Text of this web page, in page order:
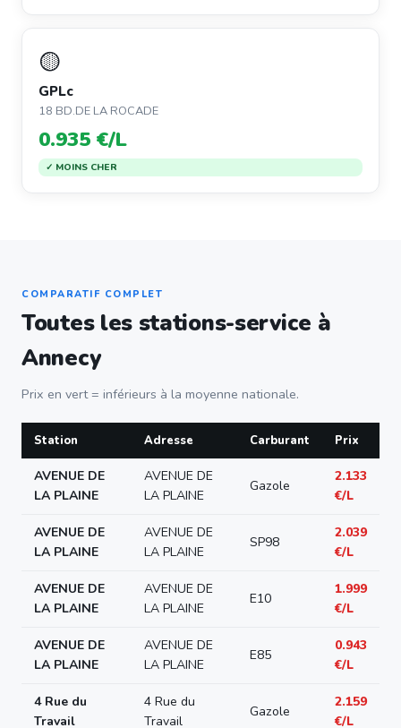
🟡
GPLc
18 BD.DE LA ROCADE
0.935 €/L
✓ MOINS CHER
COMPARATIF COMPLET
Toutes les stations-service à
Annecy
Prix en vert = inférieurs à la moyenne nationale.
Station Adresse Carburant Prix
AVENUE DE
LA PLAINE
AVENUE DE
LA PLAINE
Gazole
2.133
€/L
AVENUE DE
LA PLAINE
AVENUE DE
LA PLAINE
SP98
2.039
€/L
AVENUE DE
LA PLAINE
AVENUE DE
LA PLAINE
E10
1.999
€/L
AVENUE DE
LA PLAINE
AVENUE DE
LA PLAINE
E85
0.943
€/L
4 Rue du
Travail
4 Rue du
Travail
Gazole
2.159
€/L